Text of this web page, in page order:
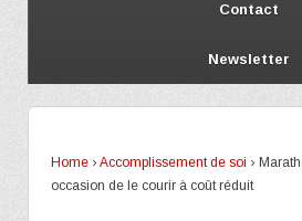
Contact
Newsletter
Home › Accomplissement de soi ›
occasion de le courir à coût réduit